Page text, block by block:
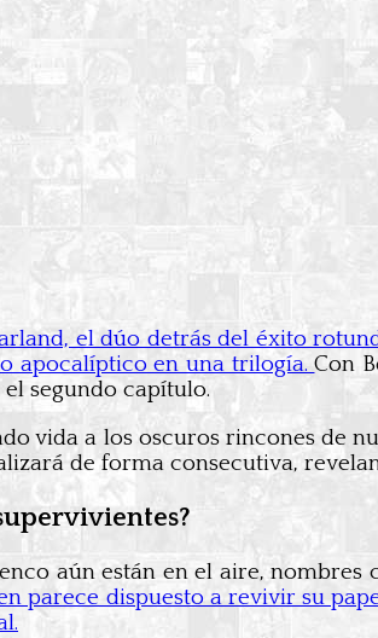
el dúo detrás del éxito
apocalíptico en una trilogía.Con
segundo capítulo.
vida a los oscuros rincones de
de forma consecutiva,
aún están en el aire,
parece dispuesto a revivir su